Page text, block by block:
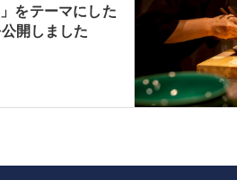
をテーマにした
開しました